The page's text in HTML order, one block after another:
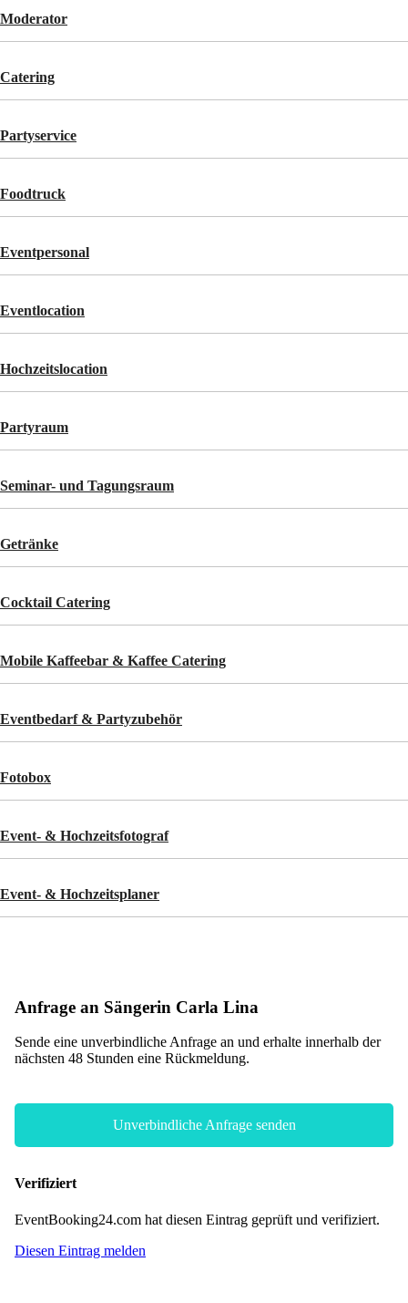
Moderator
Catering
Partyservice
Foodtruck
Eventpersonal
Eventlocation
Hochzeitslocation
Partyraum
Seminar- und Tagungsraum
Getränke
Cocktail Catering
Mobile Kaffeebar & Kaffee Catering
Eventbedarf & Partyzubehör
Fotobox
Event- & Hochzeitsfotograf
Event- & Hochzeitsplaner
Anfrage an Sängerin Carla Lina
Sende eine unverbindliche Anfrage an und erhalte innerhalb der
nächsten 48 Stunden eine Rückmeldung.
Unverbindliche Anfrage senden
Verifiziert
EventBooking24.com hat diesen Eintrag geprüft und verifiziert.
Diesen Eintrag melden